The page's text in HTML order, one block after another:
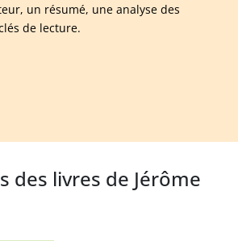
un résumé, une analyse des
de lecture.
des livres de Jérôme